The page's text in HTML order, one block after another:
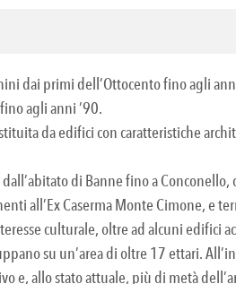
dai primi dell’Ottocento fino agli
agli anni ’90.
da edifici con caratteristiche
di Banne fino a
all’Ex Caserma Monte Cimone, e
culturale, oltre ad alcuni edifici
su un’area di oltre 17 ettari.
e, allo stato attuale, più di metà